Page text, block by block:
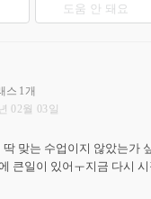
도움 안 돼요
스 1개
02월 03일
딱 맞는 수업이지 않았는가
큰일이 있어ㅜ지금 다시